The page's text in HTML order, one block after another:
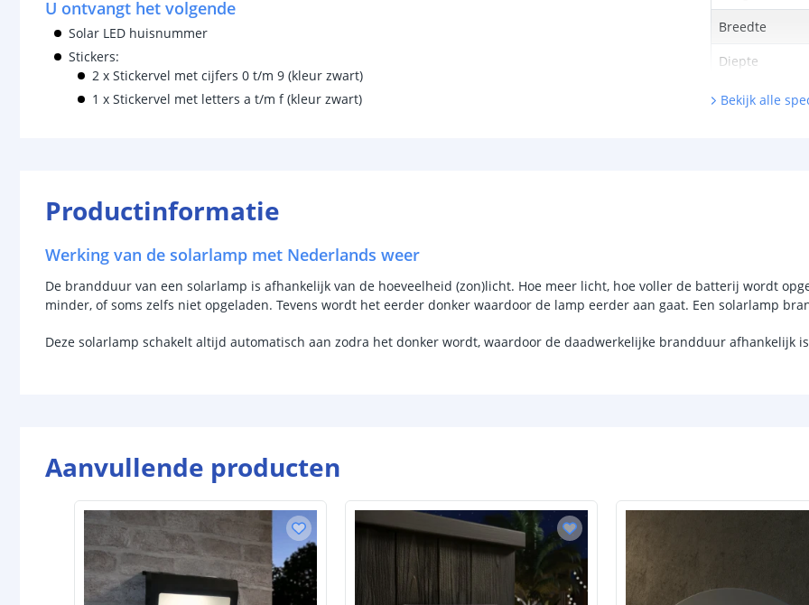
U ontvangt het volgende
Solar LED huisnummer
Stickers:
2 x Stickervel met cijfers 0 t/m 9 (kleur zwart)
1 x Stickervel met letters a t/m f (kleur zwart)
Breedte
Diepte
Lichtbron
Kleur licht
Aantal LEDS
Vermogen
Schakelaar
Bekijk alle
Productinformatie
Werking van de solarlamp met Nederlands weer
De brandduur van een solarlamp is afhankelijk van de hoeveelheid (zon)licht. Hoe meer licht, hoe voller de batterij wordt
minder, of soms zelfs niet opgeladen. Tevens wordt het eerder donker waardoor de lamp eerder aan gaat. Een solarlamp
Deze solarlamp schakelt altijd automatisch aan zodra het donker wordt, waardoor de daadwerkelijke brandduur afhankelijk
Aanvullende producten